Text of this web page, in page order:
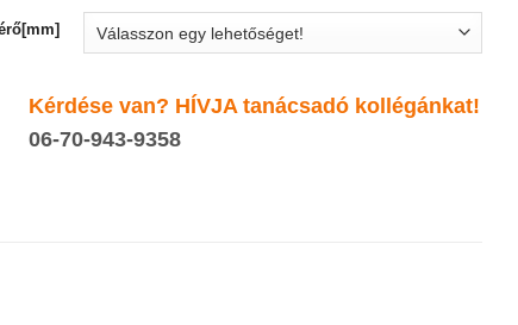
Kérdése van? HÍVJA tanácsadó kollégánkat!
06-70-943-9358